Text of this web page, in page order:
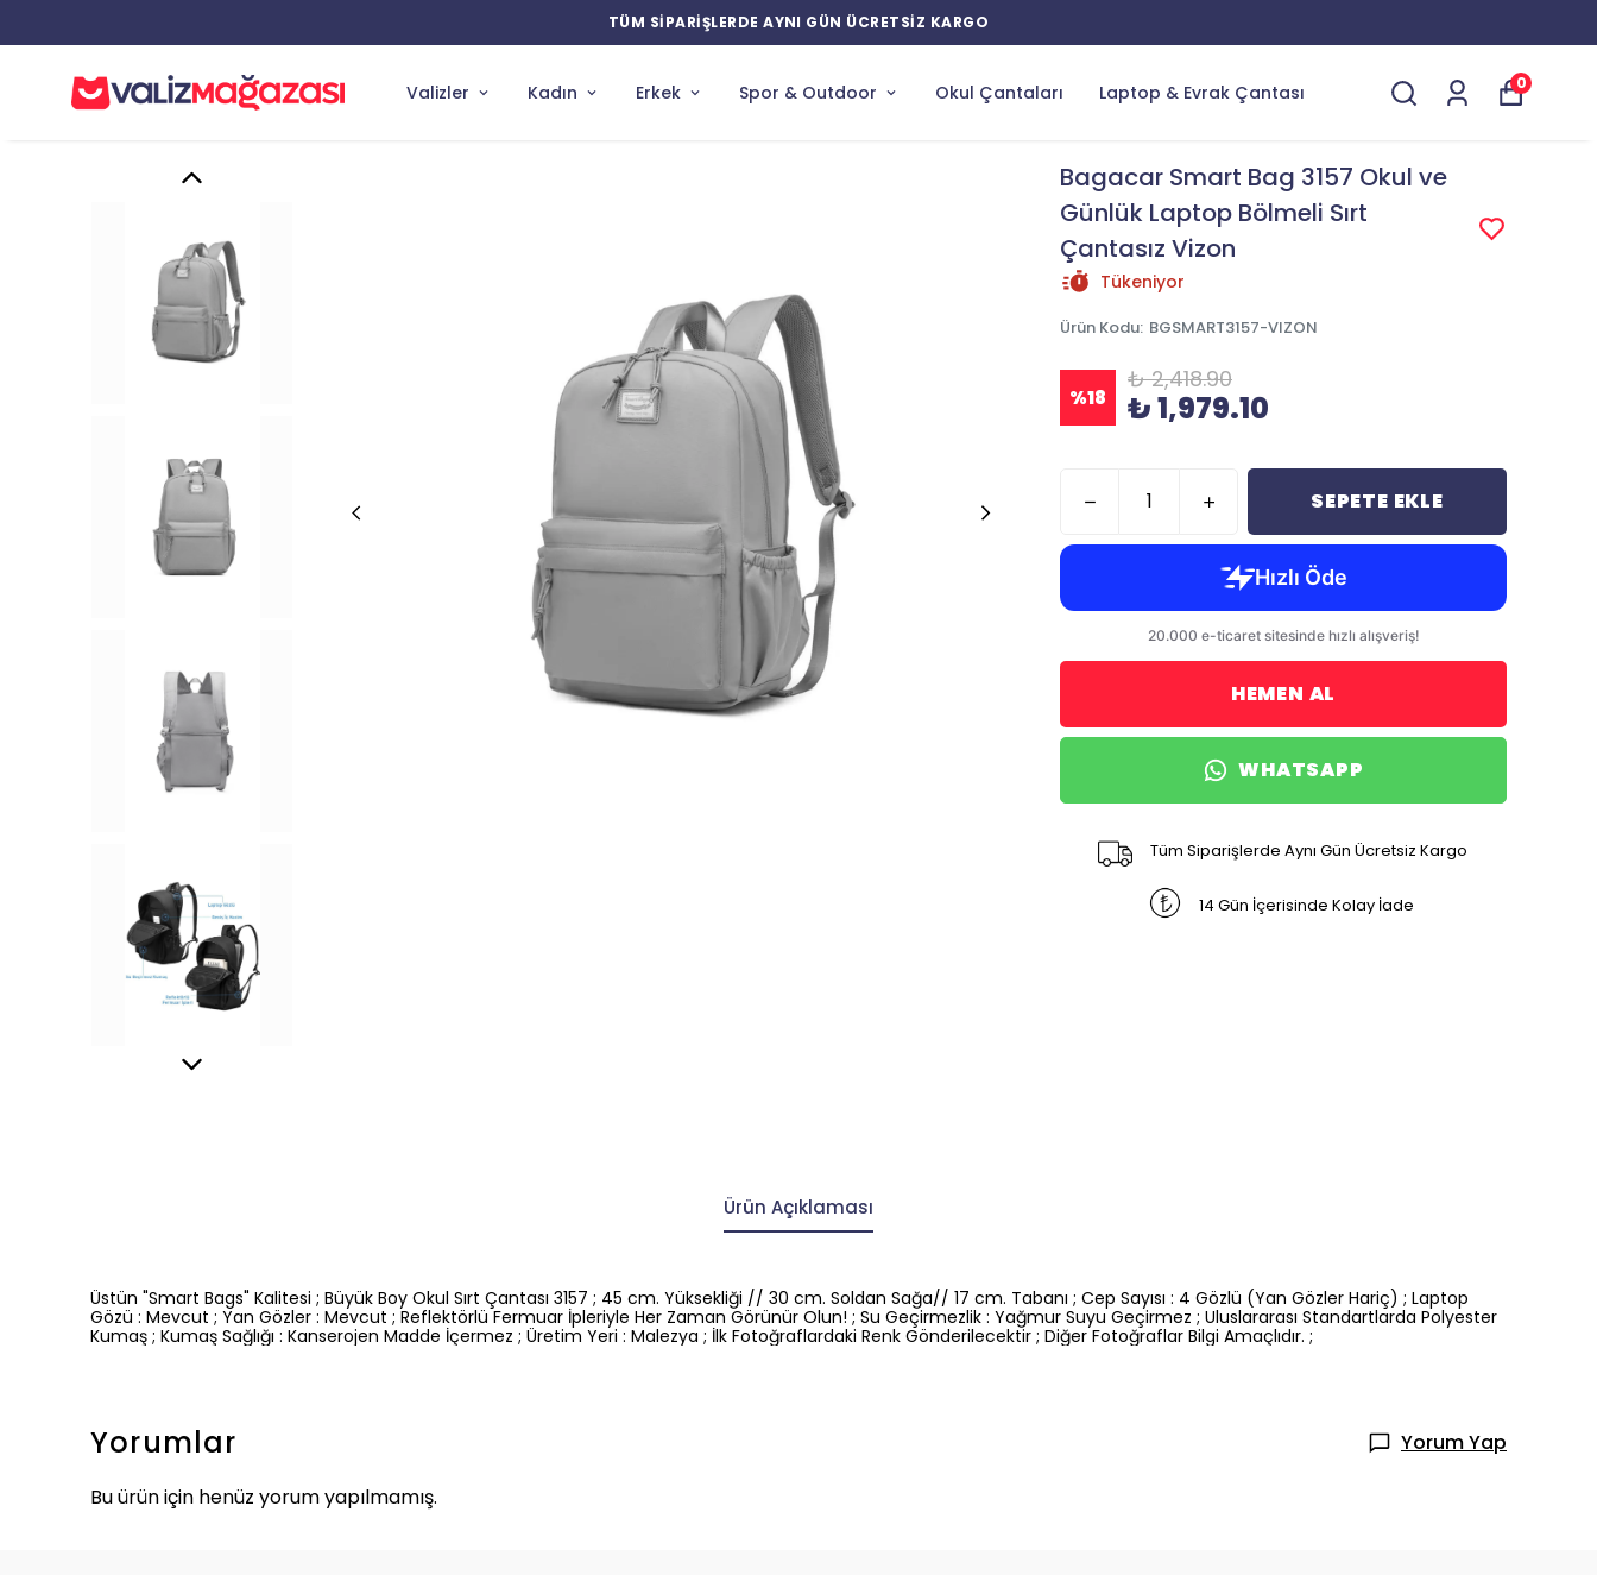
TÜM SİPARİŞLERDE AYNI GÜN ÜCRETSİZ KARGO
Valizler Kadın Erkek Spor & Outdoor Okul Çantaları Laptop & Evrak Çantası 0
Bagacar Smart Bag 3157 Okul ve
Günlük Laptop Bölmeli Sırt
Çantasız Vizon
Tükeniyor
Ürün Kodu: BGSMART3157-VIZON
%18
₺ 2,418.90
₺ 1,979.10
SEPETE EKLE
HEMEN AL
WHATSAPP
Tüm Siparişlerde Aynı Gün Ücretsiz Kargo
14 Gün İçerisinde Kolay İade
Ürün Açıklaması
Üstün "Smart Bags" Kalitesi ; Büyük Boy Okul Sırt Çantası 3157 ; 45 cm. Yüksekliği // 30 cm. Soldan Sağa// 17 cm. Tabanı ; Cep Sayısı : 4 Gözlü (Yan Gözler Hariç) ; Laptop
Gözü : Mevcut ; Yan Gözler : Mevcut ; Reflektörlü Fermuar İpleriyle Her Zaman Görünür Olun! ; Su Geçirmezlik : Yağmur Suyu Geçirmez ; Uluslararası Standartlarda Polyester
Kumaş ; Kumaş Sağlığı : Kanserojen Madde İçermez ; Üretim Yeri : Malezya ; İlk Fotoğraflardaki Renk Gönderilecektir ; Diğer Fotoğraflar Bilgi Amaçlıdır. ;
Yorumlar
Yorum Yap
Bu ürün için henüz yorum yapılmamış.